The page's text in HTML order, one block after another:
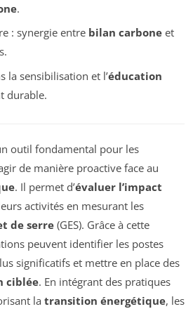
.
: synergie entre bilan carboneet
la sensibilisation et l’éducation
durable.
outil fondamental pour les
de manière proactive face au
. Il permet d’évaluer l’impact
activités en mesurant les
de serre (GES). Grâce à cette
peuvent identifier les postes
significatifs et mettre en place des
ciblée. En intégrant des pratiques
la transition énergétique, les